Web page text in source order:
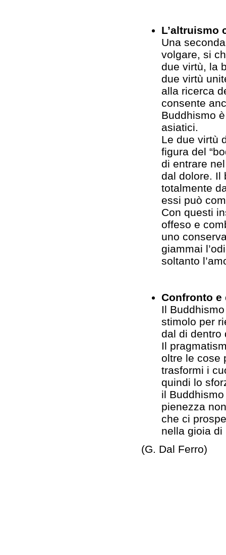
L’altruismo
Una
volgare, si
due virtù, la
due virtù
alla ricerca
consente
Buddhismo
asiatici.
Le due virtù
figura del
di entrare
dal dolore. Il
totalmente
essi può
Con questi
offeso e
uno
giammai
soltanto
Confronto e
Il
stimolo per
dal di dentro
Il
oltre le cose
trasformi i
quindi lo
il
pienezza
che ci
nella gioia di
(G. Dal Ferro)